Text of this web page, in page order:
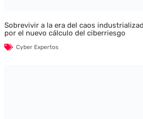
Sobrevivir a la era del caos
por el nuevo cálculo del ciberriesgo
Cyber Expertos